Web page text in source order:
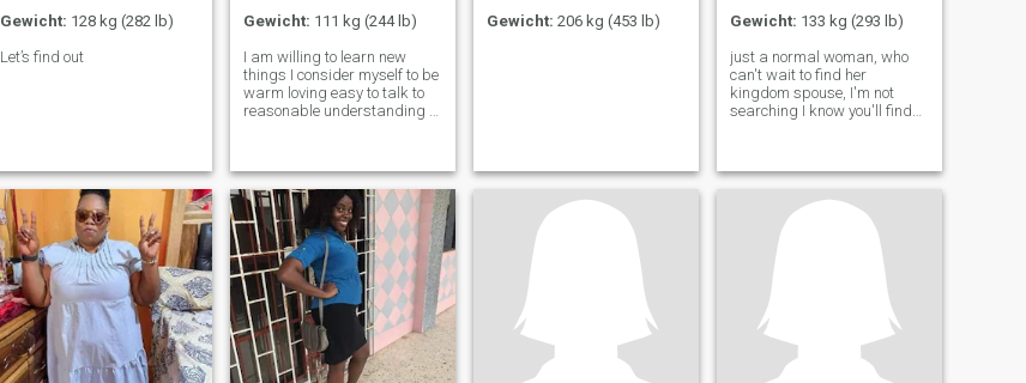
Gewicht: 128 kg (282 lb)
Let’s find out
Gewicht: 111 kg (244 lb)
I am willing to learn new
things I consider myself to be
warm loving easy to talk to
reasonable understanding to
Gewicht: 206 kg (453 lb)
Gewicht: 133 kg (293 lb)
just a normal woman, who
can't wait to find her
kingdom spouse, I'm not
searching I know you'll find